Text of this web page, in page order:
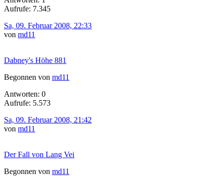
Aufrufe: 7.345
Sa, 09. Februar 2008, 22:33
von md11
Dabney's Höhe 881
Begonnen von md11
Antworten: 0
Aufrufe: 5.573
Sa, 09. Februar 2008, 21:42
von md11
Der Fall von Lang Vei
Begonnen von md11